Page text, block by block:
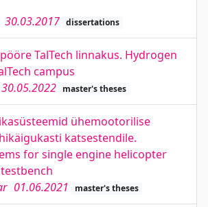
30.03.2017 dissertations
TalTech linnakus. Hydrogen
campus
30.05.2022 master's theses
ühemootorilise
katsestendile.
for single engine helicopter
01.06.2021 master's theses